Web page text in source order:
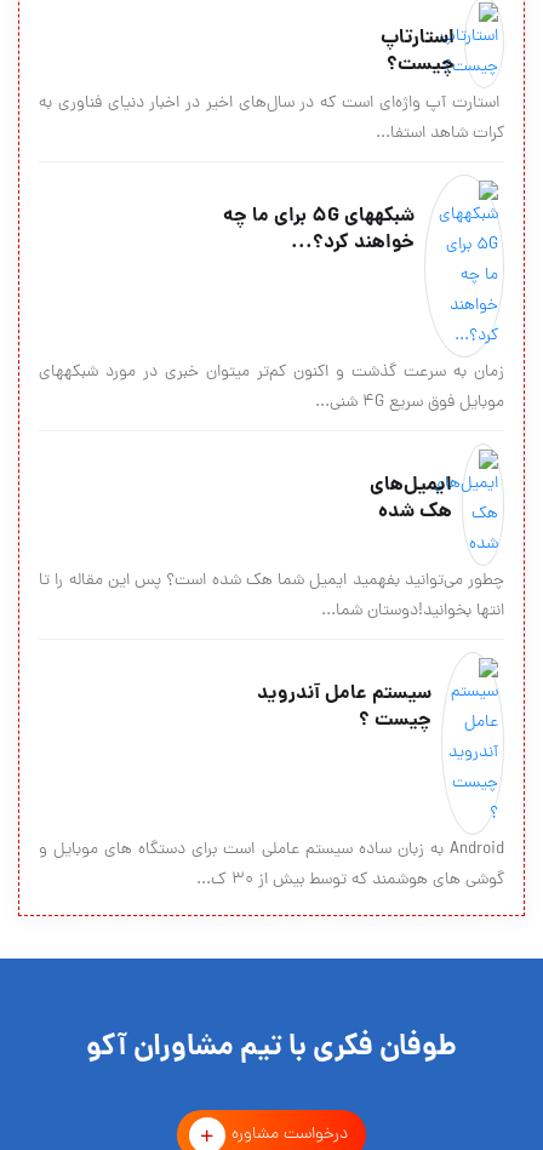
استارتاپ
چیست؟
استارت آپ واژه‌ای است که در سال‌های اخیر در اخبار دنیای فناوری به
کرات شاهد استفا...
شبکه‎های 5G برای ما چه
خواهند کرد؟...
زمان به سرعت گذشت و اکنون کم‌تر می‎توان خبری در مورد شبکه‎های
موبایل فوق سریع 4G شنی...
ایمیل‌های
هك شده
چطور می‌توانید بفهمید ایمیل شما هک شده است؟ پس این مقاله را تا
انتها بخوانید!دوستان شما...
سیستم عامل آندرويد
چیست ؟
Android به زبان ساده سيستم عاملي است براي دستگاه هاي موبايل و
گوشي هاي هوشمند که توسط بيش از 30 ک...
طوفان فکری با تیم مشاوران آکو
درخواست مشاوره